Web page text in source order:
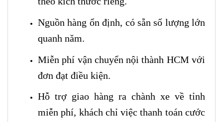
Nguồn hàng ổn định, có sẵn số lượng lớn
quanh năm.
Miễn phí vận chuyển nội thành HCM với
đơn đạt điều kiện.
Hỗ trợ giao hàng ra chành xe về tỉnh
miễn phí, khách chỉ việc thanh toán cước